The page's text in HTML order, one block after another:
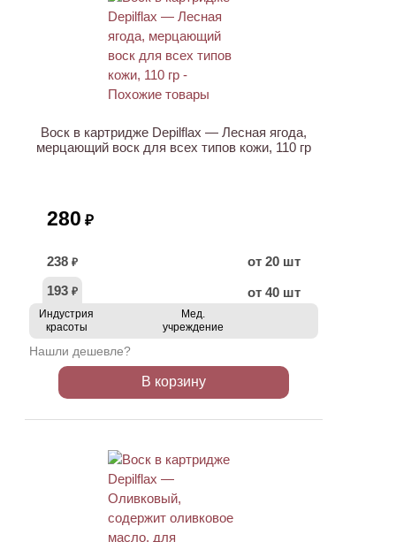
Воск в картридже Depilflax — Лесная ягода,
мерцающий воск для всех типов кожи, 110 гр
280 ₽
238 ₽
от 20 шт
193 ₽ от 40 шт
Индустрия
красоты
Мед.
учреждение
Нашли дешевле?
В корзину